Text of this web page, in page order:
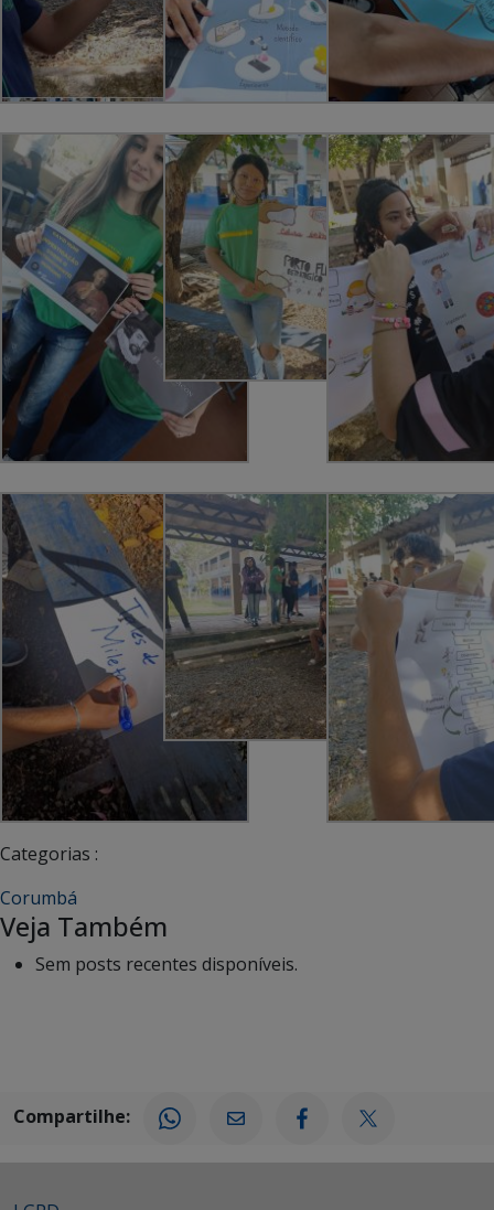
Categorias :
Corumbá
Veja Também
Sem posts recentes disponíveis.
Compartilhe: